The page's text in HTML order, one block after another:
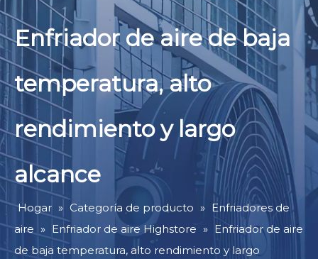
Enfriador de aire de baja
temperatura, alto
rendimiento y largo
alcance
Hogar » Categoría de producto » Enfriadores de
aire » Enfriador de aire Highstore » Enfriador de aire
de baja temperatura, alto rendimiento y largo